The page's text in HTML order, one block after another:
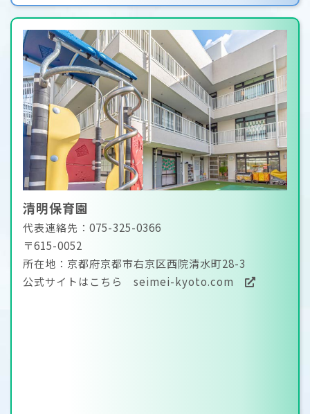
清明保育園
代表連絡先：075-325-0366
〒615-0052
所在地：京都府京都市右京区西院清水町28-3
公式サイトはこちら seimei-kyoto.com